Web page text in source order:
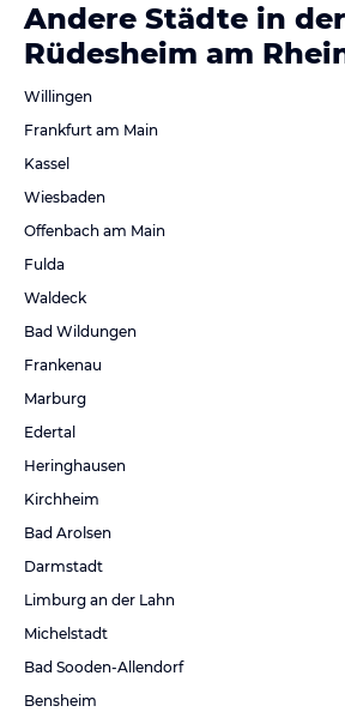
Andere Städte in
Rüdesheim am
Willingen
Frankfurt am Main
Kassel
Wiesbaden
Offenbach am Main
Fulda
Waldeck
Bad Wildungen
Frankenau
Marburg
Edertal
Heringhausen
Kirchheim
Bad Arolsen
Darmstadt
Limburg an der Lahn
Michelstadt
Bad Sooden-Allendorf
Bensheim